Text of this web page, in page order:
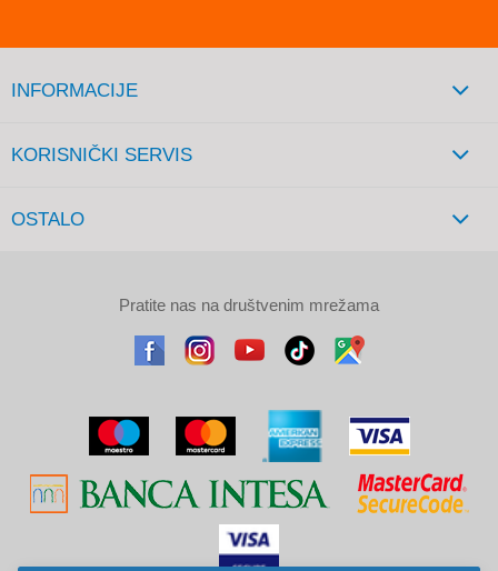
INFORMACIJE
KORISNIČKI SERVIS
OSTALO
Pratite nas na društvenim mrežama